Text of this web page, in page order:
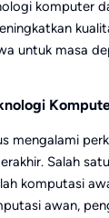
komputer
untuk masa
mengalami
Salah
komputasi
awan,